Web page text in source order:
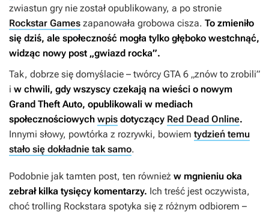
zwiastun gry nie został opublikowany, a po stronie
Rockstar Games zapanowała grobowa cisza. To zmieniło
się dziś, ale społeczność mogła tylko głęboko westchnąć,
widząc nowy post „gwiazd rocka”.
Tak, dobrze się domyślacie – twórcy GTA 6 „znów to zrobili”
i w chwili, gdy wszyscy czekają na wieści o nowym
Grand Theft Auto, opublikowali w mediach
społecznościowych wpis dotyczący Red Dead Online.
Innymi słowy, powtórka z rozrywki, bowiem tydzień temu
stało się dokładnie tak samo.
Podobnie jak tamten post, ten również w mgnieniu oka
zebrał kilka tysięcy komentarzy. Ich treść jest oczywista,
choć trolling Rockstara spotyka się z różnym odbiorem –